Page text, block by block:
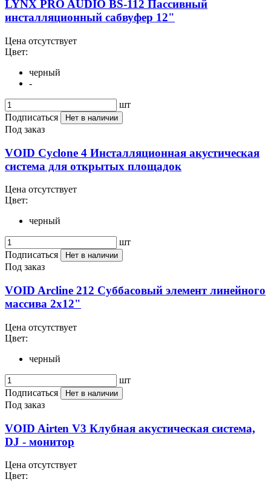
LYNX PRO AUDIO BS-112 Пассивный
инсталляционный сабвуфер 12"
Цена отсутствует
Цвет:
черный
-
шт
Подписаться
Нет в наличии
Под заказ
VOID Cyclone 4 Инсталляционная акустическая
система для открытых площадок
Цена отсутствует
Цвет:
черный
шт
Подписаться
Нет в наличии
Под заказ
VOID Arcline 212 Суббасовый элемент линейного
массива 2х12"
Цена отсутствует
Цвет:
черный
шт
Подписаться
Нет в наличии
Под заказ
VOID Airten V3 Клубная акустическая система,
DJ - монитор
Цена отсутствует
Цвет: